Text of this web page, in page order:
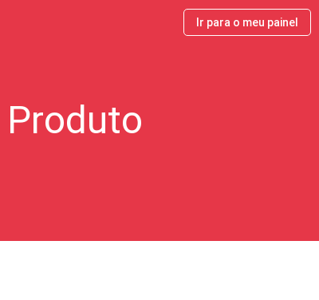
Ir para o meu painel